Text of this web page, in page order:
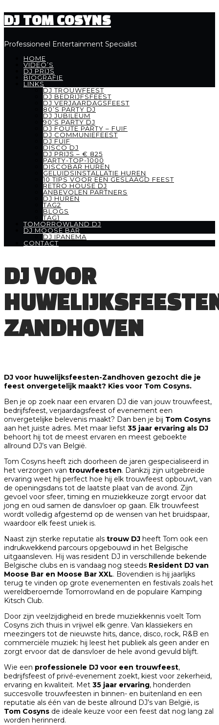
DJ TOM COSYNS
Professioneel Entertainment Specialist
HOME
VIDEO’S
DJ PRIJS
BIOGRAFIE
LINKS
DJ TROUWFEEST
DJ BEDRIJFSFEEST
DJ VERJAARDAGSFEEST
80’S PARTY DJ
DJ JUBILEUM
90’S PARTY DJ
DJ FOUTE PARTY – FUIF
DJ COMMUNIEFEEST
DJ FUIF
DISCO DJ
DJ PRIJS – € 825
PARTY-TOP-1000
DISCOBAR HUREN
GELUIDSINSTALLATIE HUREN
10 TIPS VOOR EEN GESLAAGD FEEST
RETRO HOUSE DJ
ANBEVOLEN PARTNERS
DJ HUREN
TAG2
BLOGS
TAG1
TOMORROWLAND DJ
DJ MOOSE BAR
DJ IPANEMA
CONTACT
DJ VOOR
ZANDHOVEN
DJ voor huwelijksfeesten-Zandhoven gezocht die je
feest onvergetelijk maakt? Kies voor Tom Cosyns.
Ben je op zoek naar een ervaren DJ die van jouw trouwfeest,
bedrijfsfeest, verjaardagsfeest of evenement een
onvergetelijke belevenis maakt? Dan ben je bij Tom Cosyns
aan het juiste adres. Met maar liefst 35 jaar ervaring als DJ
behoort hij tot de meest ervaren en meest geboekte
allround DJ’s van België.
Tom Cosyns heeft zich doorheen de jaren gespecialiseerd in
het verzorgen van trouwfeesten. Dankzij zijn uitgebreide
ervaring weet hij perfect hoe hij elk trouwfeest opbouwt, van
de openingsdans tot de laatste plaat van de avond. Zijn
gevoel voor sfeer, timing en muziekkeuze zorgt ervoor dat
jong en oud samen de dansvloer op gaan. Elk trouwfeest
wordt volledig afgestemd op de wensen van het bruidspaar,
waardoor elk feest uniek is.
Naast zijn sterke reputatie als trouw DJ heeft Tom ook een
indrukwekkend parcours opgebouwd in het Belgische
uitgaansleven. Hij was resident DJ in verschillende bekende
Belgische clubs en is vandaag nog steeds Resident DJ van
Moose Bar en Moose Bar XXL. Bovendien is hij jaarlijks
terug te vinden op grote evenementen en festivals zoals het
wereldberoemde Tomorrowland en de populaire Kamping
Kitsch Club.
Door zijn veelzijdigheid en brede muziekkennis voelt Tom
Cosyns zich thuis in vrijwel elk genre. Van klassiekers en
meezingers tot de nieuwste hits, dance, disco, rock, R&B en
commerciële muziek: hij leest het publiek als geen ander en
zorgt ervoor dat de dansvloer de hele avond gevuld blijft.
Wie een professionele DJ voor een trouwfeest,
bedrijfsfeest of privé-evenement zoekt, kiest voor zekerheid,
ervaring en kwaliteit. Met 35 jaar ervaring, honderden
succesvolle trouwfeesten in binnen- en buitenland en een
reputatie als één van de beste allround DJ’s van België, is
Tom Cosyns de ideale keuze voor een feest dat nog lang zal
worden herinnerd.